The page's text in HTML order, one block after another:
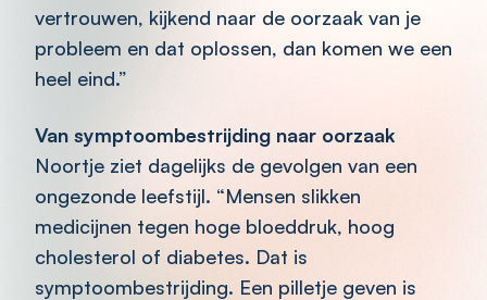
vertrouwen, kijkend naar de oorzaak van je
probleem en dat oplossen, dan komen we een
heel eind.”
Van symptoombestrijding naar oorzaak
Noortje ziet dagelijks de gevolgen van een
ongezonde leefstijl. “Mensen slikken
medicijnen tegen hoge bloeddruk, hoog
cholesterol of diabetes. Dat is
symptoombestrijding. Een pilletje geven is